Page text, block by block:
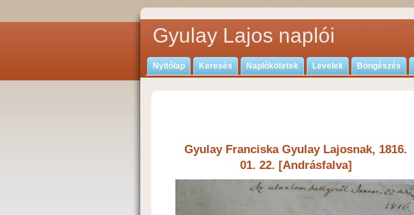
Gyulay Lajos naplói
Nyitólap Keresés Naplókötetek Levelek Böngészés
Gyulay Franciska Gyulay Lajosnak, 1816.
01. 22. [Andrásfalva]